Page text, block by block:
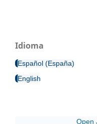
Idioma
Español (España)
English
Open